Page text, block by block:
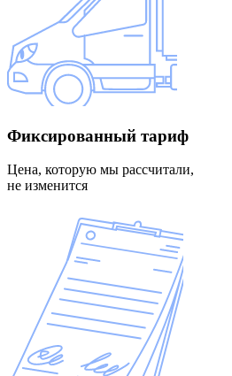
Фиксированный тариф
Цена, которую мы рассчитали,
не изменится